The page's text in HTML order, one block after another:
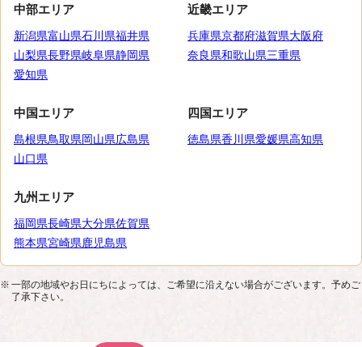
中部エリア
新潟県富山県石川県福井県
山梨県長野県岐阜県静岡県
愛知県
近畿エリア
兵庫県京都府滋賀県大阪府
奈良県和歌山県三重県
中国エリア
島根県鳥取県岡山県広島県
山口県
四国エリア
徳島県香川県愛媛県高知県
九州エリア
福岡県長崎県大分県佐賀県
熊本県宮崎県鹿児島県
一部の地域やお日にちによっては、ご希望に沿えない場合がございます。予めご
了承下さい。